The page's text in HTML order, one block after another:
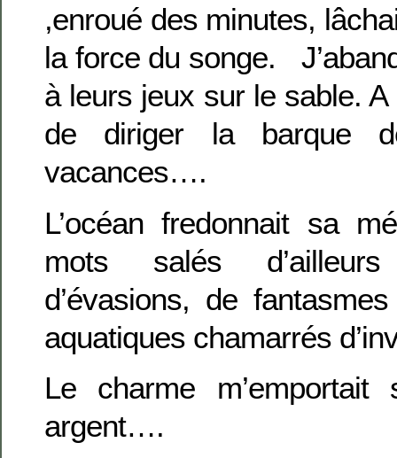
,enroué des minutes,
la force du songe.
à leurs jeux sur le sable.
de diriger la barque
vacances….
L’océan fredonnait sa
mots salés
d’évasions, de
aquatiques chamarrés
Le charme
argent….